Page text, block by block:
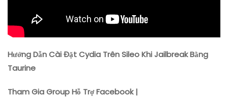
Hướng Dẫn Cài Đặt Cydia Trên Sileo Khi Jailbreak Bằng
Taurine
Tham Gia Group Hỗ Trợ Facebook |